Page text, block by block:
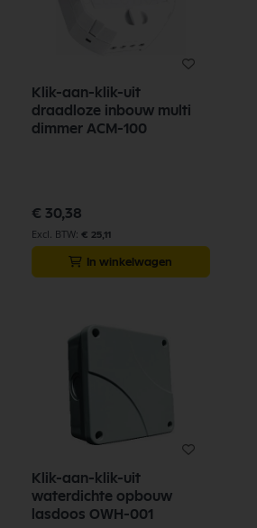
Klik-aan-klik-uit
draadloze inbouw multi
dimmer ACM-100
€ 30,38
€ 25,11
In winkelwagen
Klik-aan-klik-uit
waterdichte opbouw
lasdoos OWH-001